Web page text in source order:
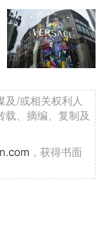
及/或相关权利人
载、摘编、复制及
，获得书面